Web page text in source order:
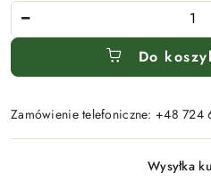
Ilość
Do
Zamówienie telefoniczne: +48 724
Dostępność
Wysyłka